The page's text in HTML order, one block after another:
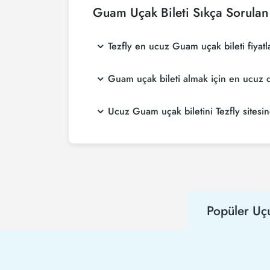
Guam Uçak Bileti Sıkça
Tezfly en ucuz Guam uçak bileti
sitesinde yapacağın tek bir aramada ile
Guam uçak bileti almak için en ucuz
uçarsınız.
Ucuz Guam uçak biletini Tezfly
kampanyalarından ilk senin haberin olur.
Popüler